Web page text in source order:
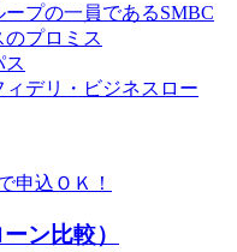
プの一員であるSMBC
プロミス
ス
デリ・ビジネスロー
申込ＯＫ！
ン比較）